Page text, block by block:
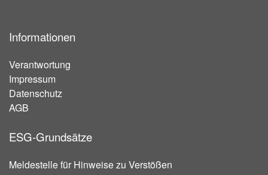
Informationen
Verantwortung
Impressum
Datenschutz
AGB
ESG-Grundsätze
Meldestelle für Hinweise zu Verstößen